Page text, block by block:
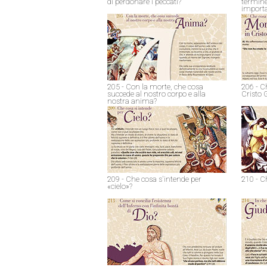
205 - Con la morte, che cosa
succede al nostro corpo e alla
nostra anima?
206 -
Cristo
209 - Che cosa s'intende per
«cielo»?
210 -